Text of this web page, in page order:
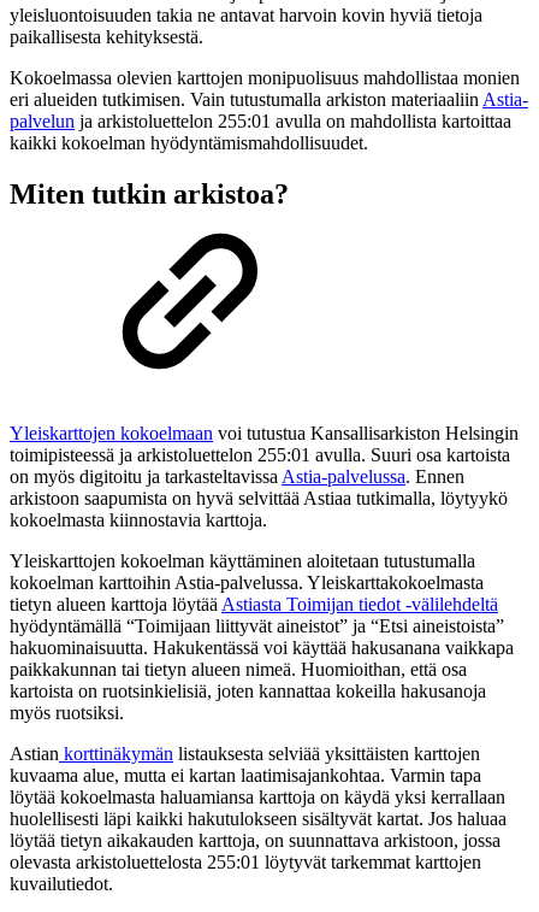
yleisluontoisuuden takia ne antavat harvoin kovin hyviä tietoja
paikallisesta kehityksestä.
Kokoelmassa olevien karttojen monipuolisuus mahdollistaa monien
eri alueiden tutkimisen. Vain tutustumalla arkiston materiaaliin Astia-
palvelun ja arkistoluettelon 255:01 avulla on mahdollista kartoittaa
kaikki kokoelman hyödyntämismahdollisuudet.
Miten tutkin arkistoa?
Yleiskarttojen kokoelmaan voi tutustua Kansallisarkiston Helsingin
toimipisteessä ja arkistoluettelon 255:01 avulla. Suuri osa kartoista
on myös digitoitu ja tarkasteltavissa Astia-palvelussa. Ennen
arkistoon saapumista on hyvä selvittää Astiaa tutkimalla, löytyykö
kokoelmasta kiinnostavia karttoja.
Yleiskarttojen kokoelman käyttäminen aloitetaan tutustumalla
kokoelman karttoihin Astia-palvelussa. Yleiskarttakokoelmasta
tietyn alueen karttoja löytää Astiasta Toimijan tiedot -välilehdeltä
hyödyntämällä “Toimijaan liittyvät aineistot” ja “Etsi aineistoista”
hakuominaisuutta. Hakukentässä voi käyttää hakusanana vaikkapa
paikkakunnan tai tietyn alueen nimeä. Huomioithan, että osa
kartoista on ruotsinkielisiä, joten kannattaa kokeilla hakusanoja
myös ruotsiksi.
Astian korttinäkymän listauksesta selviää yksittäisten karttojen
kuvaama alue, mutta ei kartan laatimisajankohtaa. Varmin tapa
löytää kokoelmasta haluamiansa karttoja on käydä yksi kerrallaan
huolellisesti läpi kaikki hakutulokseen sisältyvät kartat. Jos haluaa
löytää tietyn aikakauden karttoja, on suunnattava arkistoon, jossa
olevasta arkistoluettelosta 255:01 löytyvät tarkemmat karttojen
kuvailutiedot.